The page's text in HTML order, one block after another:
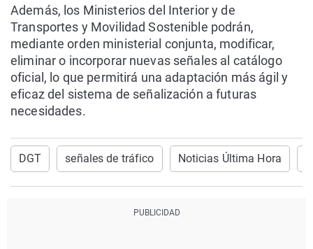
Además, los Ministerios del Interior y de
Transportes y Movilidad Sostenible podrán,
mediante orden ministerial conjunta, modificar,
eliminar o incorporar nuevas señales al catálogo
oficial, lo que permitirá una adaptación más ágil y
eficaz del sistema de señalización a futuras
necesidades.
DGT señales de tráfico Noticias Última Hora